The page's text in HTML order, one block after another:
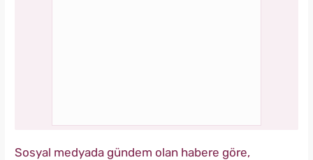
Sosyal medyada gündem olan habere göre,